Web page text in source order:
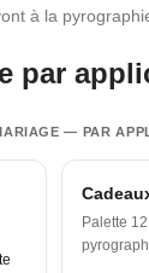
à la
par
— PAR
Palette